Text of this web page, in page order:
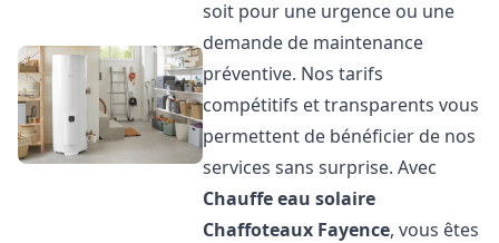
soit pour une urgence ou une
demande de maintenance
préventive. Nos tarifs
compétitifs et transparents vous
permettent de bénéficier de nos
services sans surprise. Avec
Chauffe eau solaire
Chaffoteaux Fayence, vous êtes